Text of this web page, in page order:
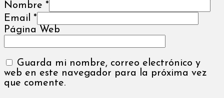
Nombre *
Email *
Página Web
Guarda mi nombre, correo electrónico y
web en este navegador para la próxima vez
que comente.